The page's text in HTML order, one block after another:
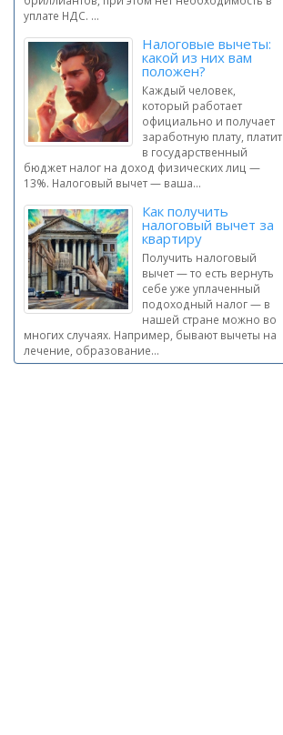
уплате НДС. ...
Налоговые вычеты:
какой из них вам
положен?
Каждый человек,
который работает
официально и получает
заработную плату, платит
в государственный
бюджет налог на доход физических лиц —
13%. Налоговый вычет — ваша...
Как получить
налоговый вычет за
квартиру
Получить налоговый
вычет — то есть вернуть
себе уже уплаченный
подоходный налог — в
нашей стране можно во
многих случаях. Например, бывают вычеты на
лечение, образование...